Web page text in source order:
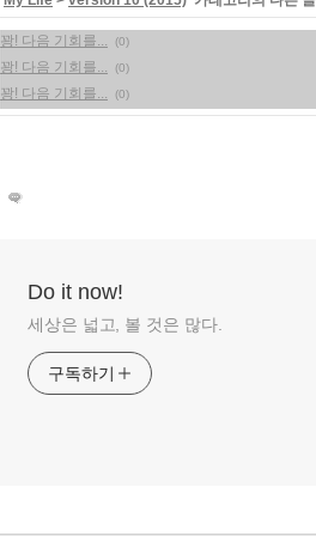
꽝! 다음 기회를... (0)
꽝! 다음 기회를... (0)
꽝! 다음 기회를... (0)
Do it now!
세상은 넓고, 볼 것은 많다.
구독하기